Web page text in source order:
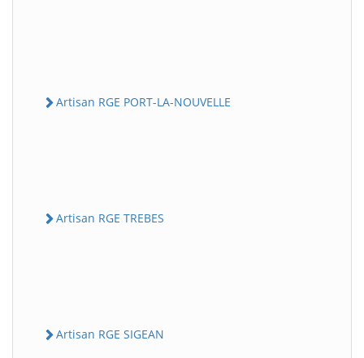
Artisan RGE PORT-LA-NOUVELLE
Artisan RGE TREBES
Artisan RGE SIGEAN